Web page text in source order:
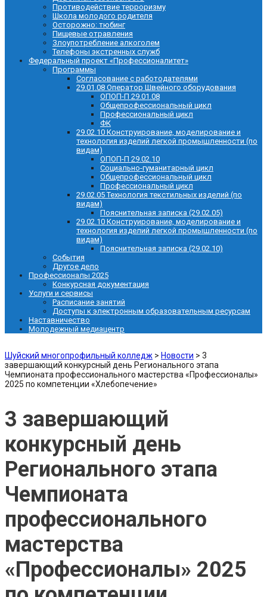
Противодействие терроризму
Школа молодого родителя
Осторожно: тюбинг
Пищевые отравления
Злоупотребление алкоголем
Телефоны экстренных служб
Федеральный проект «Профессионалитет»
Программы
Согласование с работодателями
29.01.08 Оператор Швейного оборудования
ОПОП-П 29.01.08
Общепрофессиональный цикл
Профессиональный цикл
ФК
29.02.10 Конструирование, моделирование и
технология изделий легкой промышленности (по
видам)
ОПОП-П 29.02.10
Социально-гуманитарный цикл
Общепрофессиональный цикл
Профессиональный цикл
29.02.05 Технология текстильных изделий (по
видам)
Пояснительная записка (29.02.05)
29.02.10 Конструирование, моделирование и
технология изделий легкой промышленности (по
видам)
Пояснительная записка (29.02.10)
События
Другое дело
Профессионалы 2025
Конкурсная документация
Услуги и сервисы
Расписание занятий
Доступы к электронным образовательным ресурсам
Наставничество
Молодежный медиацентр
Шуйский многопрофильный колледж > Новости > 3
завершающий конкурсный день Регионального этапа
Чемпионата профессионального мастерства «Профессионалы»
2025 по компетенции «Хлебопечение»
3 завершающий
конкурсный день
Регионального этапа
Чемпионата
профессионального
мастерства
«Профессионалы» 2025